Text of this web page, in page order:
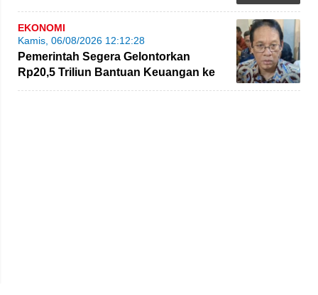
Personel Polda Jambi Diproses
EKONOMI
Kamis, 06/08/2026 12:12:28
Pemerintah Segera Gelontorkan
Rp20,5 Triliun Bantuan Keuangan ke
Daerah